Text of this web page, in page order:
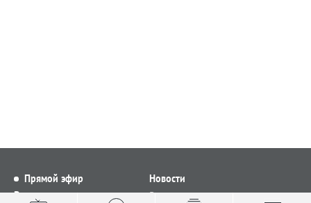
Прямой эфир
Видео
Новости
Все новости